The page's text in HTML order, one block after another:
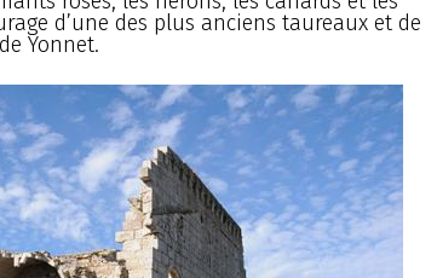
d’une des plus anciens taureaux et de
Yonnet.